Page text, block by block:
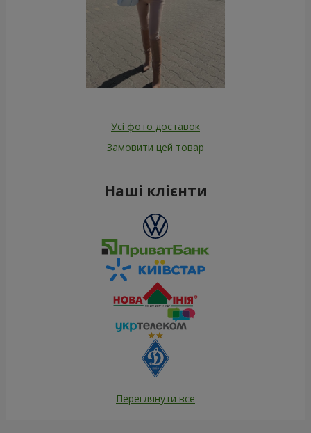
Усі фото доставок
Замовити цей товар
Наші клієнти
Переглянути все